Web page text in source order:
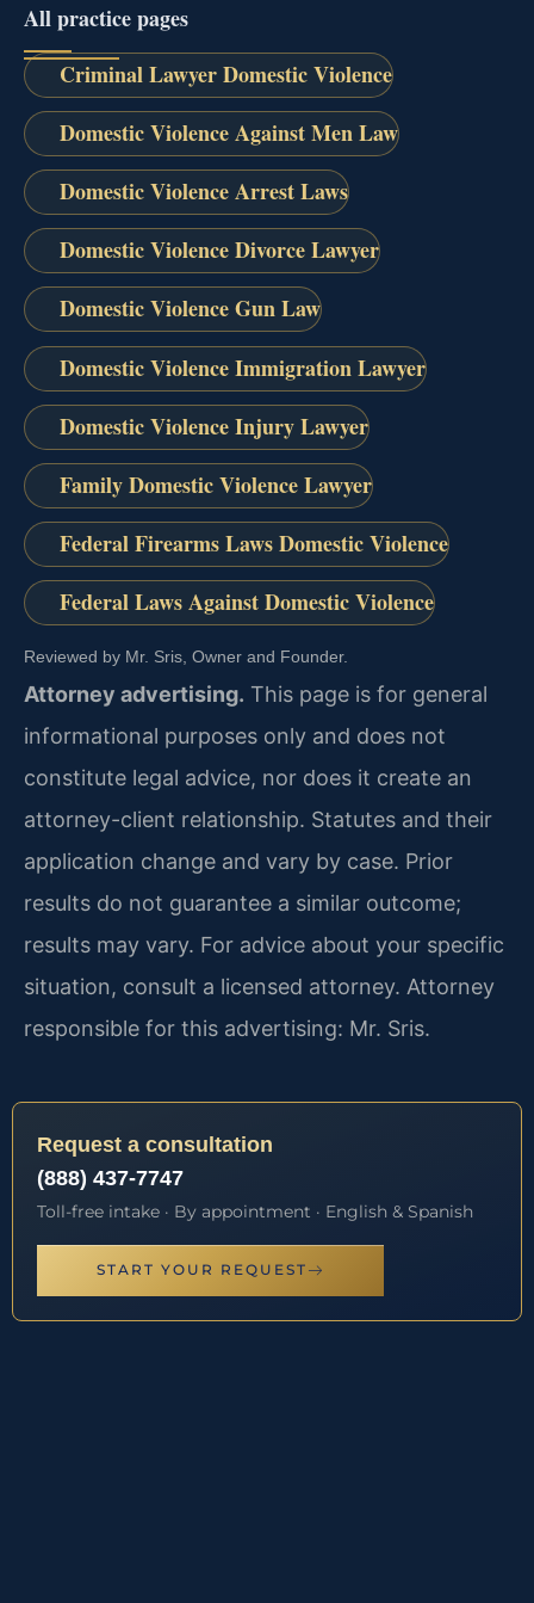
All practice pages
Criminal Lawyer Domestic Violence
Domestic Violence Against Men Law
Domestic Violence Arrest Laws
Domestic Violence Divorce Lawyer
Domestic Violence Gun Law
Domestic Violence Immigration Lawyer
Domestic Violence Injury Lawyer
Family Domestic Violence Lawyer
Federal Firearms Laws Domestic Violence
Federal Laws Against Domestic Violence
Reviewed by Mr. Sris, Owner and Founder.
Attorney advertising. This page is for general
informational purposes only and does not
constitute legal advice, nor does it create an
attorney-client relationship. Statutes and their
application change and vary by case. Prior
results do not guarantee a similar outcome;
results may vary. For advice about your specific
situation, consult a licensed attorney. Attorney
responsible for this advertising: Mr. Sris.
Request a consultation
(888) 437-7747
Toll-free intake · By appointment · English & Spanish
START YOUR REQUEST